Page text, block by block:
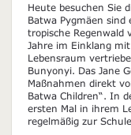
Heute besuchen Sie
Batwa Pygmäen
tropische Regenwald
Jahre im Einklang
Lebensraum
Bunyonyi. Das Jane
Maßnahmen direkt
Batwa Children“. In
ersten Mal in ihrem
regelmäßig zur